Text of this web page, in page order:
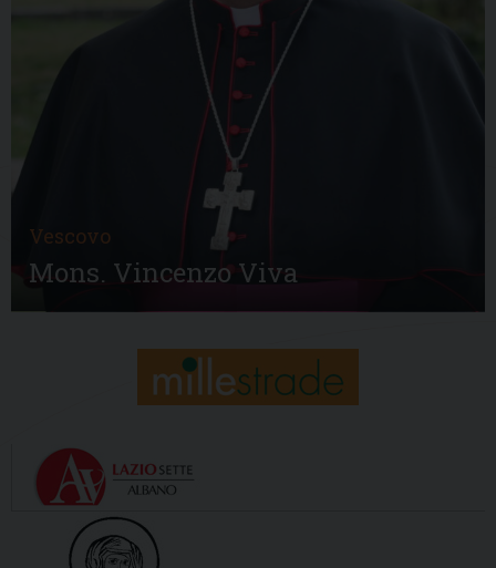
Vescovo
Mons. Vincenzo Viva